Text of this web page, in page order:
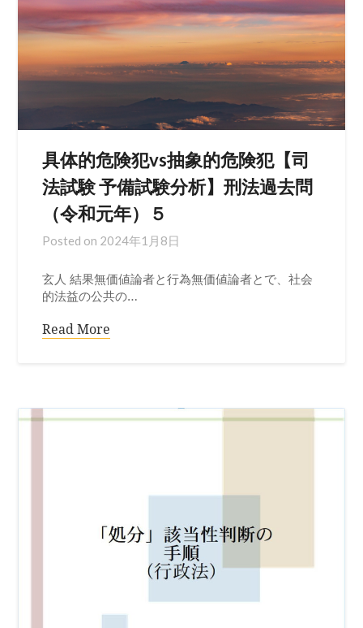
具体的危険犯vs抽象的危険犯【司
法試験 予備試験分析】刑法過去問
（令和元年）５
Posted on 2024年1月8日
玄人 結果無価値論者と行為無価値論者とで、社会
的法益の公共の…
Read More